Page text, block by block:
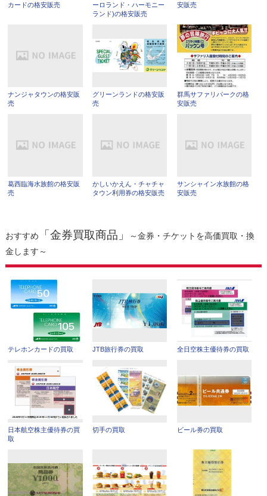
カードの格安販売
ーロランド・ハーモニー
ランド)の格安販売
安販売
ナンジャタウンの格安販
売
グリーンランドの格安販
売
群馬サファリパークの格
安販売
葛西臨海水族館の格安販
売
かしいかえん・チャチャ
タウン利用券の格安販売
サンシャイン水族館の格
安販売
おすすめ 「金券買取商品」
～金券・チケットを高価買取・換
金します～
テレホンカードの買取 JTB旅行券の買取 全日空株主優待券の買取
日本航空株主優待券の買
取
切手の買取 ビール券の買取